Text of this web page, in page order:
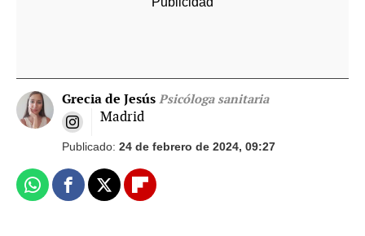
Grecia de Jesús Psicóloga sanitaria
Madrid
Publicado: 24 de febrero de 2024, 09:27
WhatsappFacebook
X Flipboard